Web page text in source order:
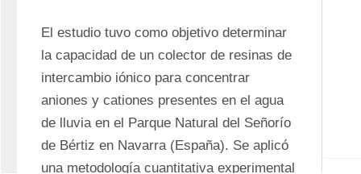
El estudio tuvo como objetivo determinar
la capacidad de un colector de resinas de
intercambio iónico para concentrar
aniones y cationes presentes en el agua
de lluvia en el Parque Natural del Señorío
de Bértiz en Navarra (España). Se aplicó
una metodología cuantitativa experimental